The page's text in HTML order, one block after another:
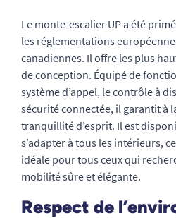
Le monte-escalier UP a été
les réglementations
canadiennes. Il offre les plus
de conception. Équipé de
système d’appel, le contrôle à
sécurité connectée, il garantit à
tranquillité d’esprit. Il est
s’adapter à tous les intérieurs,
idéale pour tous ceux qui
mobilité sûre et élégante.
Respect de